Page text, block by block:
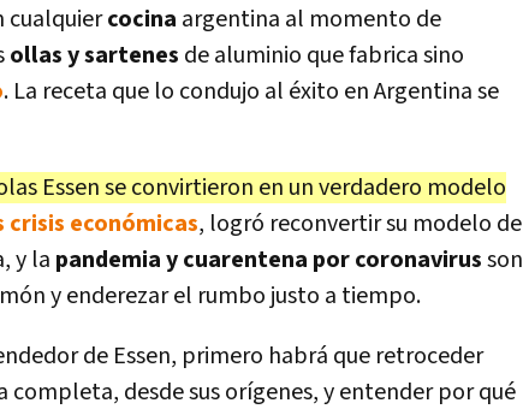
cualquiercocina argentina al momento de
ollasy sartenes de aluminio que fabrica sino
. La receta que lo condujo al éxito en Argentina se
Essen se convirtieron en un verdadero modelo
crisis económicas, logró reconvertir su modelo de
y la pandemia y cuarentena por coronavirusson
y enderezar el rumbo justo a tiempo.
de Essen, primero habrá que retroceder
completa, desde sus orígenes, y entender por qué